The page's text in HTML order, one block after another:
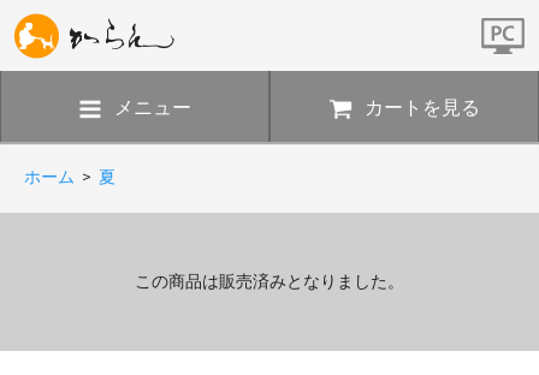
メニュー カートを見る
ホーム > 夏
この商品は販売済みとなりました。